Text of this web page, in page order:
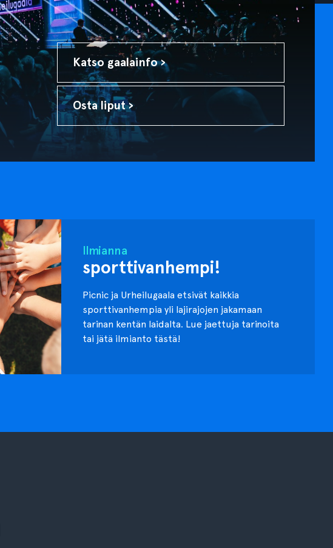
Katso gaalainfo ›
Osta liput ›
Ilmianna
sporttivanhempi!
Picnic ja Urheilugaala etsivät kaikkia
sporttivanhempia yli lajirajojen jakamaan
tarinan kentän laidalta. Lue jaettuja tarinoita
tai jätä ilmianto tästä!